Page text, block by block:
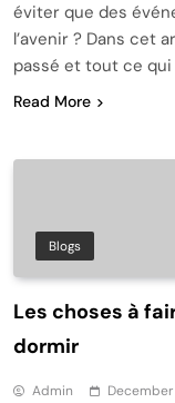
éviter que des
l’avenir ? Dans cet
passé et tout ce
Read More
Blogs
Les choses à
dormir
Admin December